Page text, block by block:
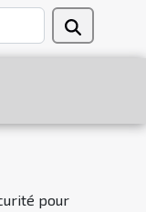
pour